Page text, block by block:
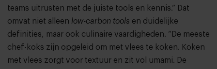
teams uitrusten met de juiste tools en kennis.” Dat
omvat niet alleen low-carbon tools en duidelijke
definities, maar ook culinaire vaardigheden. “De meeste
chef-koks zijn opgeleid om met vlees te koken. Koken
met vlees zorgt voor textuur en zit vol umami. De